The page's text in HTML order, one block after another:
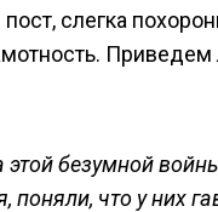
слегка
этой безумной
поняли, что у них